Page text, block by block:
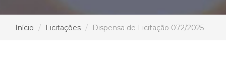
Início Licitações Dispensa de Licitação 072/2025